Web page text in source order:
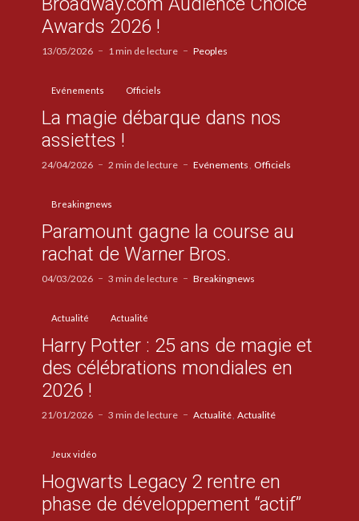
Awards 2026 !
13/05/2026 1 min de lecture Peoples
Evénements Officiels
La magie débarque dans nos
assiettes !
24/04/2026 2 min de lecture Evénements Officiels
Breakingnews
Paramount gagne la course au
rachat de Warner Bros.
04/03/2026 3 min de lecture Breakingnews
Actualité Actualité
Harry Potter : 25 ans de magie et
des célébrations mondiales en
2026 !
21/01/2026 3 min de lecture Actualité Actualité
Jeux vidéo
Hogwarts Legacy 2 rentre en
phase de développement “actif”